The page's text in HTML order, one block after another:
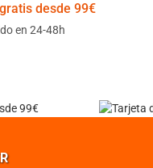
desde 99€
en 24-48h